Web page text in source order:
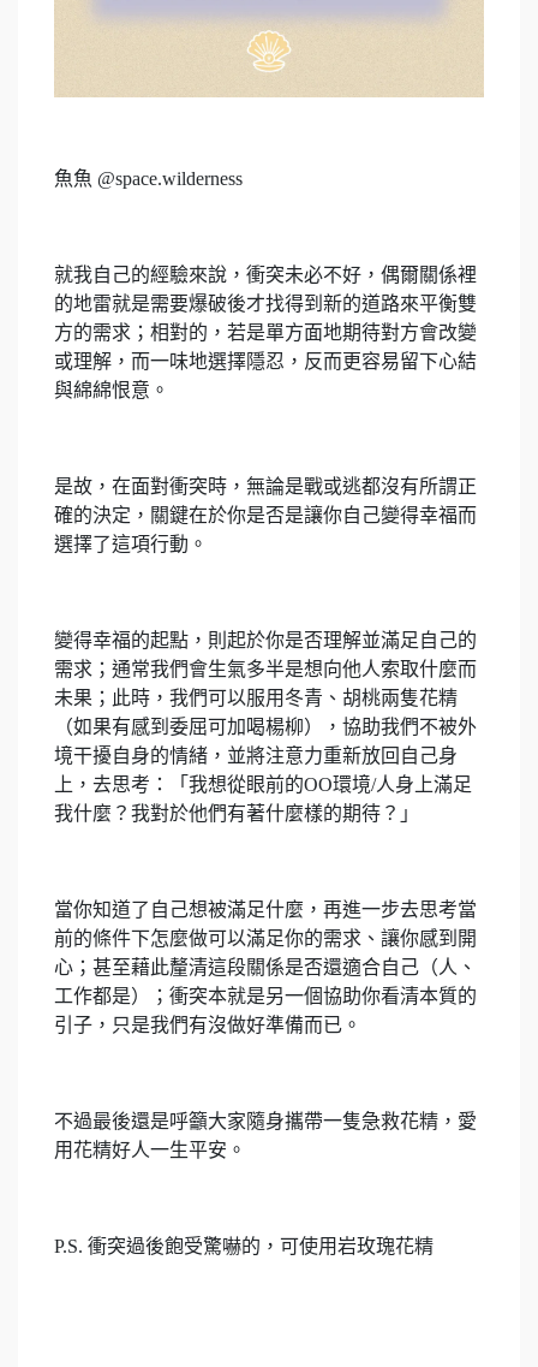
魚魚 @space.wilderness
就我自己的經驗來說，衝突未必不好，偶爾關係裡
的地雷就是需要爆破後才找得到新的道路來平衡雙
方的需求；相對的，若是單方面地期待對方會改變
或理解，而一味地選擇隱忍，反而更容易留下心結
與綿綿恨意。
是故，在面對衝突時，無論是戰或逃都沒有所謂正
確的決定，關鍵在於你是否是讓你自己變得幸福而
選擇了這項行動。
變得幸福的起點，則起於你是否理解並滿足自己的
需求；通常我們會生氣多半是想向他人索取什麼而
未果；此時，我們可以服用冬青、胡桃兩隻花精
（如果有感到委屈可加喝楊柳），協助我們不被外
境干擾自身的情緒，並將注意力重新放回自己身
上，去思考：「我想從眼前的OO環境/人身上滿足
我什麼？我對於他們有著什麼樣的期待？」
當你知道了自己想被滿足什麼，再進一步去思考當
前的條件下怎麼做可以滿足你的需求、讓你感到開
心；甚至藉此釐清這段關係是否還適合自己（人、
工作都是）；衝突本就是另一個協助你看清本質的
引子，只是我們有沒做好準備而已。
不過最後還是呼籲大家隨身攜帶一隻急救花精，愛
用花精好人一生平安。
P.S. 衝突過後飽受驚嚇的，可使用岩玫瑰花精